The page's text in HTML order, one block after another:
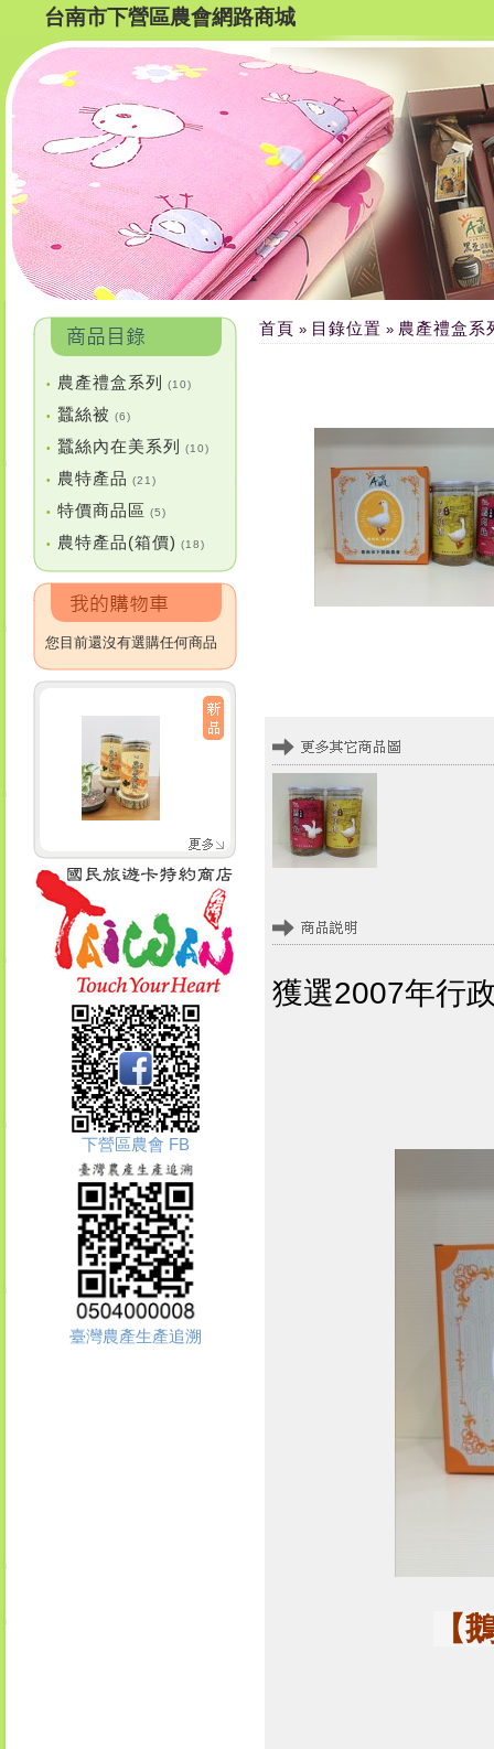
台南市下營區農會網路商城
• 農產禮盒系列 (10)
• 蠶絲被 (6)
• 蠶絲內在美系列 (10)
• 農特產品 (21)
• 特價商品區 (5)
• 農特產品(箱價) (18)
您目前還沒有選購任何商品
下營區農會 FB
臺灣農產生產追溯
首頁 » 目錄位置 » 農產禮盒系
獲選2007年行
【